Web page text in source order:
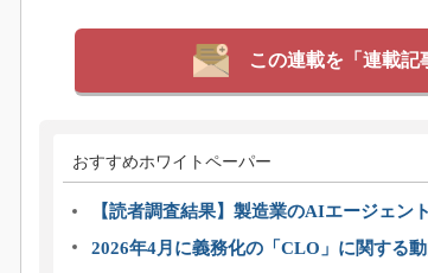
この連載を「連載記
おすすめホワイトペーパー
【読者調査結果】製造業のAIエージェン
2026年4月に義務化の「CLO」に関する